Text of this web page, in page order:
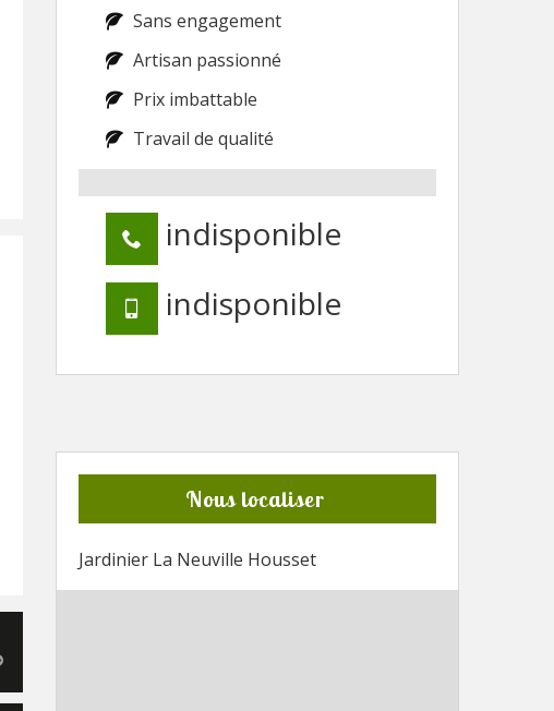
Sans engagement
Artisan passionné
Prix imbattable
Travail de qualité
indisponible
indisponible
Nous localiser
Jardinier La Neuville Housset